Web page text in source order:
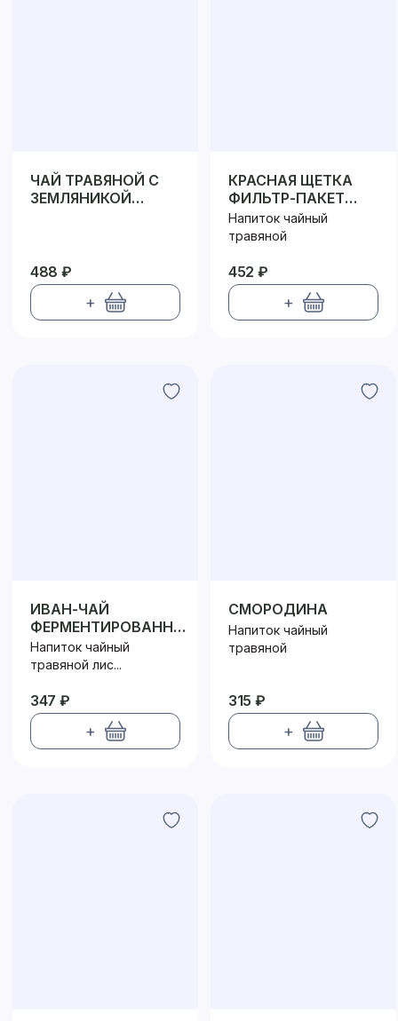
ЧАЙ ТРАВЯНОЙ С
ЗЕМЛЯНИКОЙ
488 ₽
+
КРАСНАЯ ЩЕТКА
ФИЛЬТР-ПАКЕТ
№20
Напиток чайный
травяной
452 ₽
+
ИВАН-ЧАЙ
ФЕРМЕНТИРОВАННЫЙ
(ТРАВА)
Напиток чайный
травяной лис...
347 ₽
+
СМОРОДИНА
Напиток чайный
травяной
315 ₽
+